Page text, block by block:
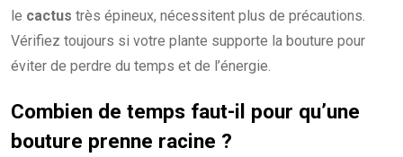
le cactus très épineux, nécessitent plus de précautions.
Vérifiez toujours si votre plante supporte la bouture pour
éviter de perdre du temps et de l’énergie.
Combien de temps faut-il pour qu’une
bouture prenne racine ?